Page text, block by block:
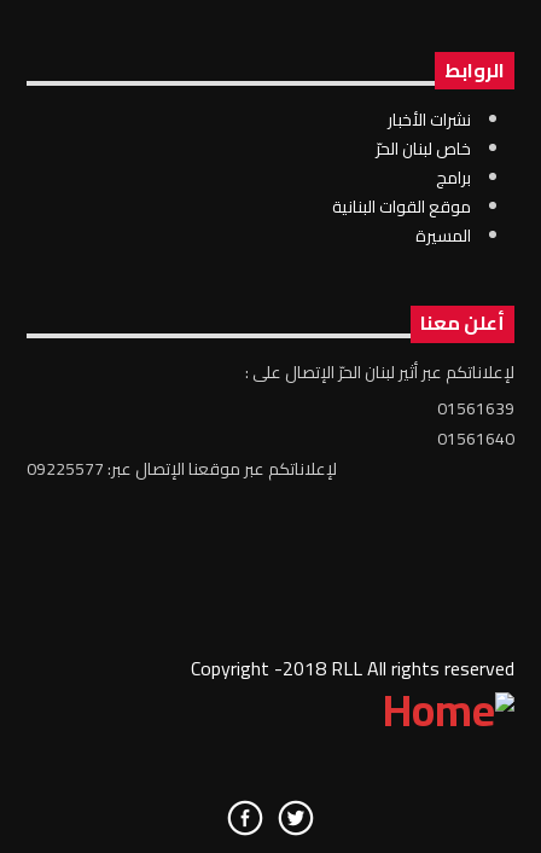
الروابط
نشرات الأخبار
خاص لبنان الحرّ
برامج
موقع القوات البنانية
المسيرة
أعلن معنا
لإعلاناتكم عبر أثير لبنان الحرّ الإتصال على :
01561639
01561640
لإعلاناتكم عبر موقعنا الإتصال عبر: 09225577
Copyright -2018 RLL All rights reserved